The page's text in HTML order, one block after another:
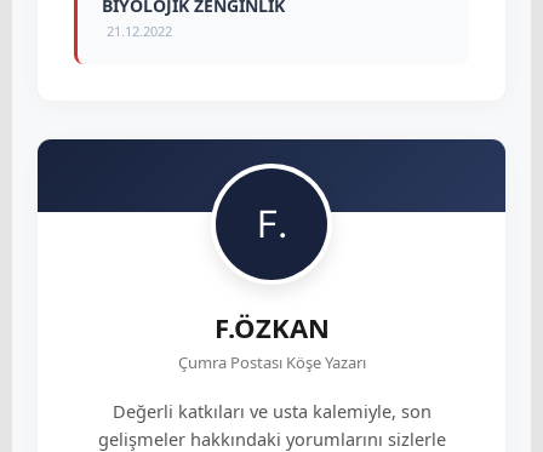
BİYOLOJİK ZENGİNLİK
21.12.2022
F.ÖZKAN
Çumra Postası Köşe Yazarı
Değerli katkıları ve usta kalemiyle, son
gelişmeler hakkındaki yorumlarını sizlerle